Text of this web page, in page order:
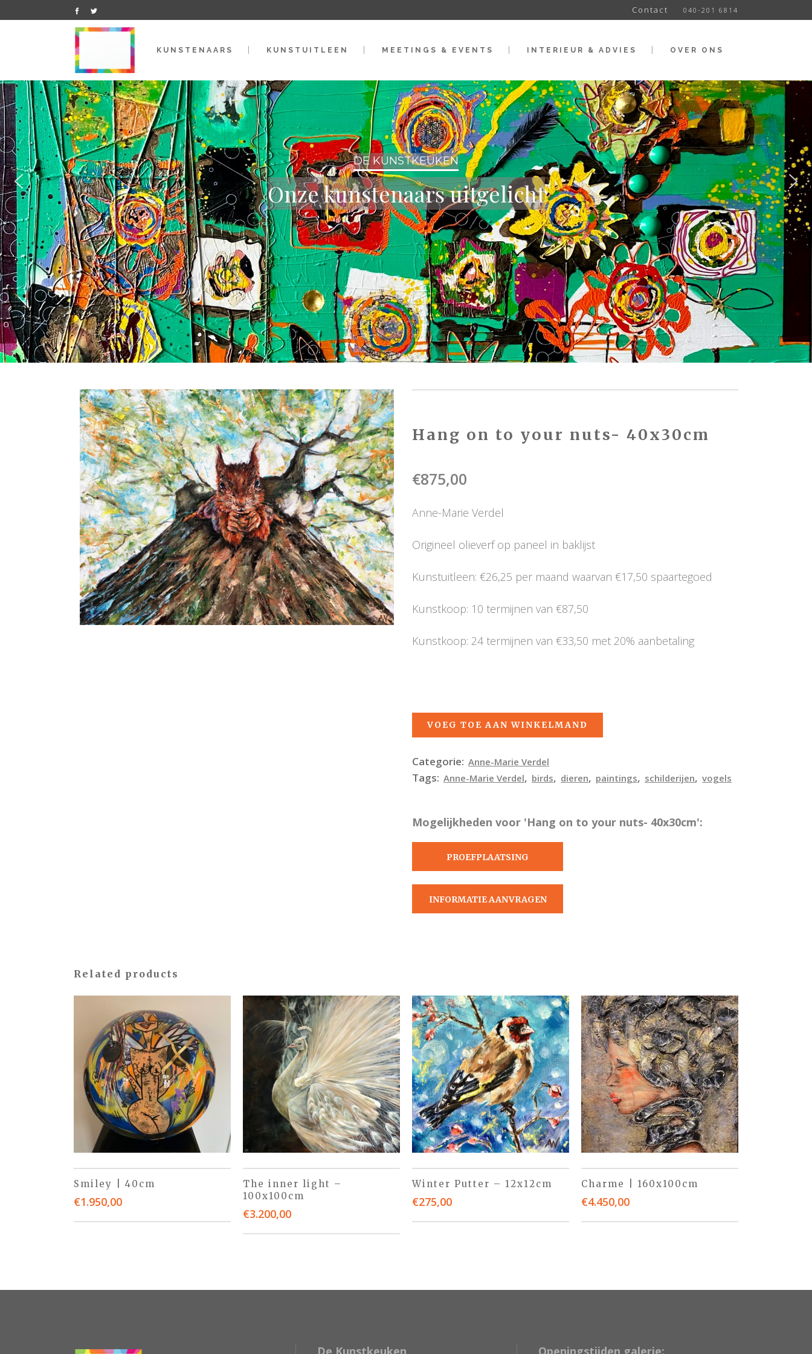
Contact 040-201 6814
KUNSTENAARS KUNSTUITLEEN MEETINGS & EVENTS INTERIEUR & ADVIES OVER ONS
DE KUNSTKEUKEN
Onze kunstenaars uitgelicht
Hang on to your nuts- 40x30cm
€875,00
Anne-Marie Verdel
Origineel olieverf op paneel in baklijst
Kunstuitleen: €26,25 per maand waarvan €17,50 spaartegoed
Kunstkoop: 10 termijnen van €87,50
Kunstkoop: 24 termijnen van €33,50 met 20% aanbetaling
VOEG TOE AAN WINKELMAND
Categorie: Anne-Marie Verdel
Tags: Anne-Marie Verdel, birds, dieren, paintings, schilderijen, vogels
Mogelijkheden voor 'Hang on to your nuts- 40x30cm':
PROEFPLAATSING
INFORMATIE AANVRAGEN
Related products
Smiley | 40cm
€1.950,00
The inner light –
100x100cm
€3.200,00
Winter Putter – 12x12cm
€275,00
Charme | 160x100cm
€4.450,00
De Kunstkeuken Openingstijden galerie: